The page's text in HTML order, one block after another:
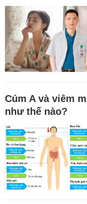
Cúm A và viêm
như thế nào?